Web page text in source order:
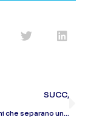
SUCC,
Le 7 condizioni che separano un e-commerce destinato a crescere da uno destinato a fallire